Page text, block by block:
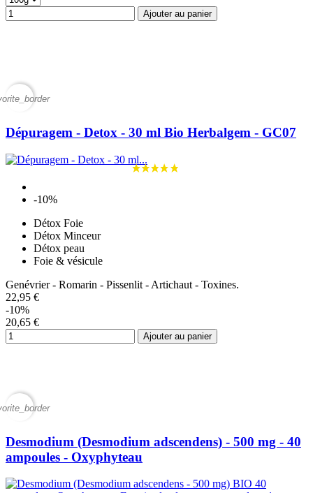
Ajouter au panier
Dépuragem - Detox - 30 ml Bio Herbalgem - GC07
-10%
Détox Foie
Détox Minceur
Détox peau
Foie & vésicule
Genévrier - Romarin - Pissenlit - Artichaut - Toxines.
22,95 €
-10%
20,65 €
Ajouter au panier
Desmodium (Desmodium adscendens) - 500 mg - 40
ampoules - Oxyphyteau